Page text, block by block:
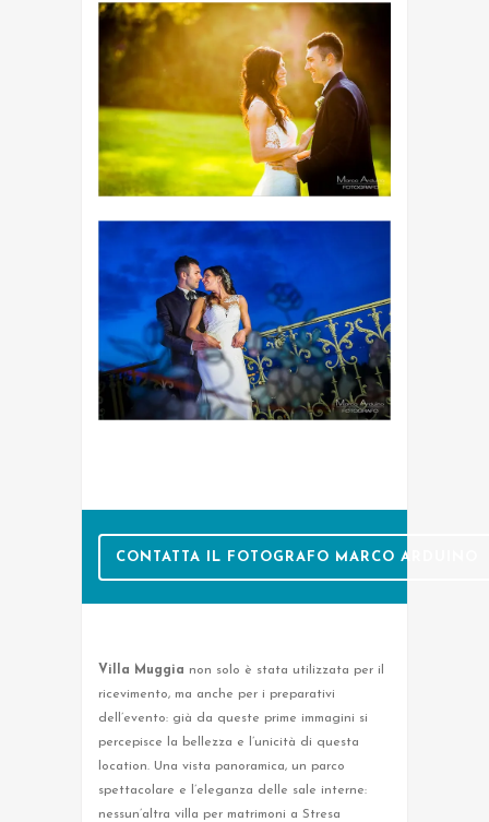
CONTATTA IL FOTOGRAFO MARCO ARDUINO
Villa Muggia non solo è stata utilizzata per il
ricevimento, ma anche per i preparativi
dell’evento: già da queste prime immagini si
percepisce la bellezza e l’unicità di questa
location. Una vista panoramica, un parco
spettacolare e l’eleganza delle sale interne:
nessun’altra villa per matrimoni a Stresa